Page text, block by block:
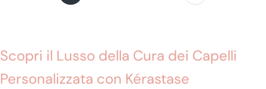
Scopri il Lusso della Cura dei Capelli
Personalizzata con Kérastase